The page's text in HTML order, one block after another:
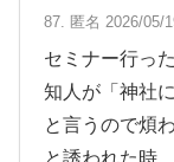
87. 匿名 2026/05/
セミナー行っ
知人が「神社
と言うので煩